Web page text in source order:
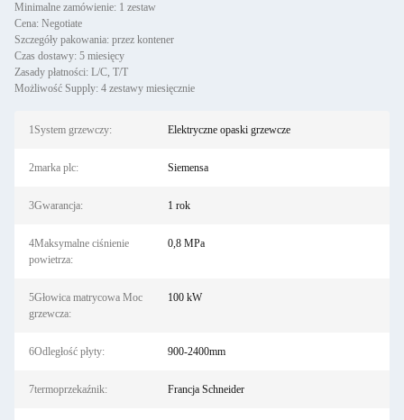
Minimalne zamówienie: 1 zestaw
Cena: Negotiate
Szczegóły pakowania: przez kontener
Czas dostawy: 5 miesięcy
Zasady płatności: L/C, T/T
Możliwość Supply: 4 zestawy miesięcznie
1System grzewczy: Elektryczne opaski grzewcze
2marka plc: Siemensa
3Gwarancja: 1 rok
4Maksymalne ciśnienie
powietrza:
0,8 MPa
5Głowica matrycowa Moc
grzewcza:
100 kW
6Odległość płyty: 900-2400mm
7termoprzekaźnik: Francja Schneider